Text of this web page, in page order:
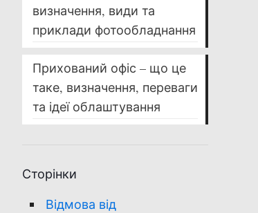
визначення, види та
приклади фотообладнання
Прихований офіс – що це
таке, визначення, переваги
та ідеї облаштування
Сторінки
Відмова від